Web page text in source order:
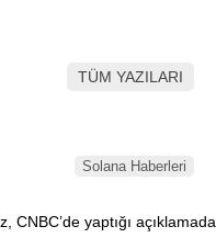
TÜM YAZILARI
Solana Haberleri